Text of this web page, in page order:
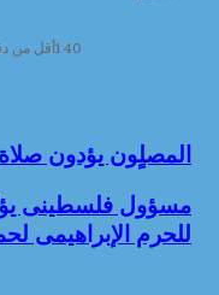
140 أقل من
المصلٍون يؤدون صلاة
المصلٍون يؤدون
مسؤول فلسطينى يؤكد
الإبراهيمى لحمايته من
مسؤول فلسطينى
للحرم الإبراهيمى